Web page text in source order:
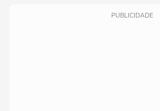
PUBLICIDADE